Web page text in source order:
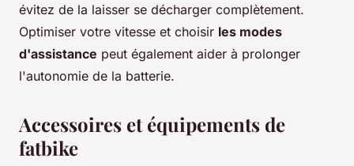
évitez de la laisser se décharger complètement.
Optimiser votre vitesse et choisir les modes
d'assistance peut également aider à prolonger
l'autonomie de la batterie.
Accessoires et équipements de
fatbike